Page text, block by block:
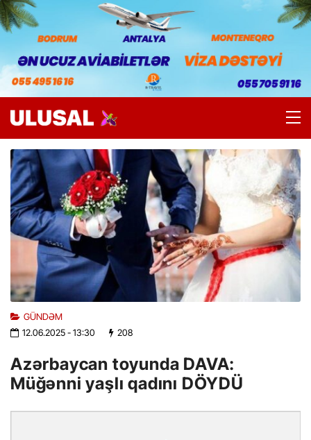
GÜNDƏM
12.06.2025- 13:30 208
Azərbaycan toyunda DAVA:
Müğənni yaşlı qadını DÖYDÜ